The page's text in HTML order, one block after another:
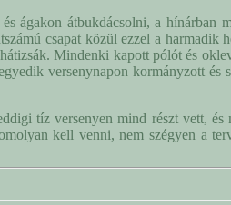
ágakon átbukdácsolni, a hínárban
csapat közül ezzel a harmadik
Mindenki kapott pólót és
versenynapon kormányzott és
tíz versenyen mind részt vett,
kell venni, nem szégyen a